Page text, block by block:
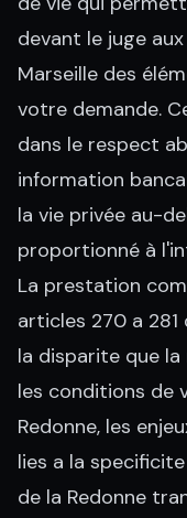
devant le juge
Marseille des
votre demande.
dans le respect
information
la vie privée au-
proportionné à
La prestation
articles 270 a
la disparite que
les conditions de
Redonne, les
lies a la
de la Redonne